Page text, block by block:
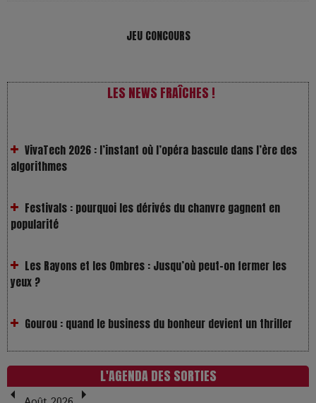
JEU CONCOURS
LES NEWS FRAÎCHES !
LOL 2.0 : aimer, grandir et se comprendre à l’ère des
réseaux
L’Affaire Bojarski : entre faux billets et vraie tragédie
L'AGENDA DES SORTIES